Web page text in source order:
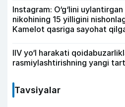
Instagram: O‘g‘lini
nikohining 15 yilligini
Kamelot qasriga sayohat
IIV yo‘l harakati
rasmiylashtirishning yangi
Tavsiyalar